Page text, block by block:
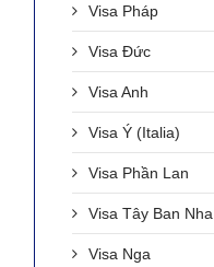
Visa Pháp
Visa Đức
Visa Anh
Visa Ý (Italia)
Visa Phần Lan
Visa Tây Ban Nha
Visa Nga